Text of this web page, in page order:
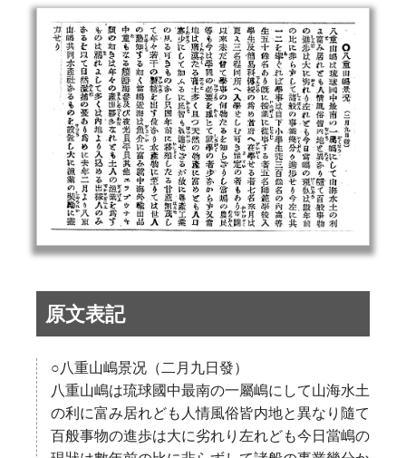
原文表記
○八重山嶋景况（二月九日發）
八重山嶋は琉球國中最南の一屬嶋にして山海水土
の利に富み居れども人情風俗皆内地と異なり隨て
百般事物の進歩は大に劣れり左れども今日當嶋の